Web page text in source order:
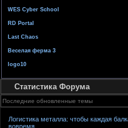
WES Cyber School
RD Portal
Last Chaos
Веселая ферма 3
logo10
Статистика Форума
Последние обновленные темы
Логистика металла: чтобы каждая
вовремя